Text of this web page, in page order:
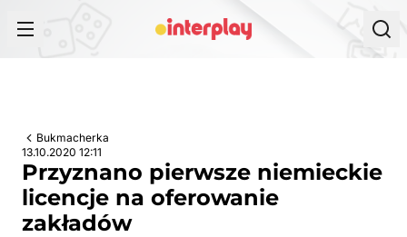
Bukmacherka
13.10.2020 12:11
Przyznano pierwsze niemieckie
licencje na oferowanie
zakładów